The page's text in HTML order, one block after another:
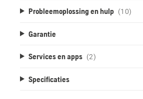
Probleemoplossing en hulp (10)
Garantie
Services en apps (2)
Specificaties